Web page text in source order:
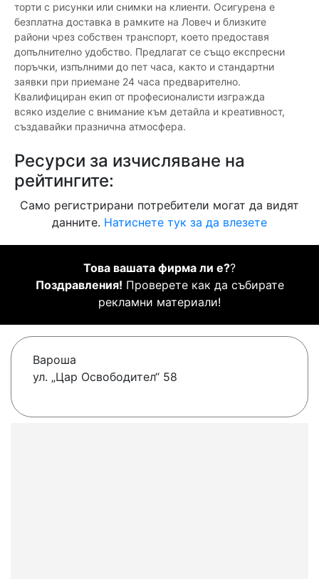
торти с рисунки или снимки на клиенти. Осигурена е
безплатна доставка в рамките на Ловеч и близките
райони чрез собствен транспорт, което предоставя
допълнително удобство. Предлагат се също експресни
поръчки, изпълними до пет часа, както и стандартни
заявки при приемане 24 часа предварително.
Квалифициран екип от професионалисти изгражда
всяко изделие с внимание към детайла и креативност,
създавайки празнична атмосфера.
Ресурси за изчисляване на
рейтингите:
Само регистрирани потребители могат да видят
данните. Натиснете тук за да влезете
Това вашата фирма ли е??
Поздравления! Проверете как да събирате
рекламни материали!
Вароша
ул. „Цар Освободител“ 58